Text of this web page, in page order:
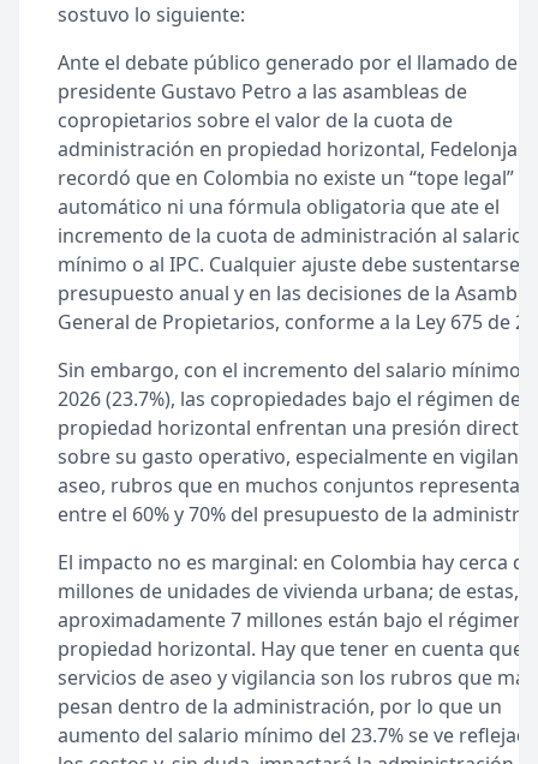
sostuvo lo siguiente:
Ante el debate público generado por el llamado del
presidente Gustavo Petro a las asambleas de
copropietarios sobre el valor de la cuota de
administración en propiedad horizontal, Fedelonjas
recordó que en Colombia no existe un “tope legal”
automático ni una fórmula obligatoria que ate el
incremento de la cuota de administración al salario
mínimo o al IPC. Cualquier ajuste debe sustentarse
presupuesto anual y en las decisiones de la
General de Propietarios, conforme a la Ley 675 de
Sin embargo, con el incremento del salario mínimo
2026 (23.7%), las copropiedades bajo el régimen de
propiedad horizontal enfrentan una presión directa
sobre su gasto operativo, especialmente en
aseo, rubros que en muchos conjuntos representan
entre el 60% y 70% del presupuesto de la
El impacto no es marginal: en Colombia hay cerca
millones de unidades de vivienda urbana; de estas,
aproximadamente 7 millones están bajo el régimen
propiedad horizontal. Hay que tener en cuenta que
servicios de aseo y vigilancia son los rubros que más
pesan dentro de la administración, por lo que un
aumento del salario mínimo del 23.7% se ve